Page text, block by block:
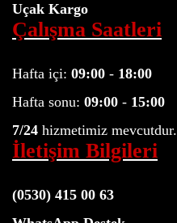
Uçak Kargo
Çalışma Saatleri
Hafta içi: 09:00 - 18:00
Hafta sonu: 09:00 - 15:00
7/24 hizmetimiz mevcutdur.
İletişim Bilgileri
(0530) 415 00 63